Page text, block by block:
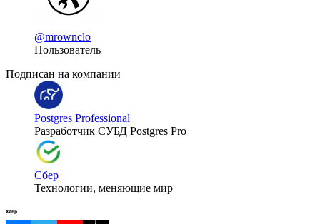
@mrownclo
Пользователь
Подписан на компании
Postgres Professional
Разработчик СУБД Postgres Pro
Сбер
Технологии, меняющие мир